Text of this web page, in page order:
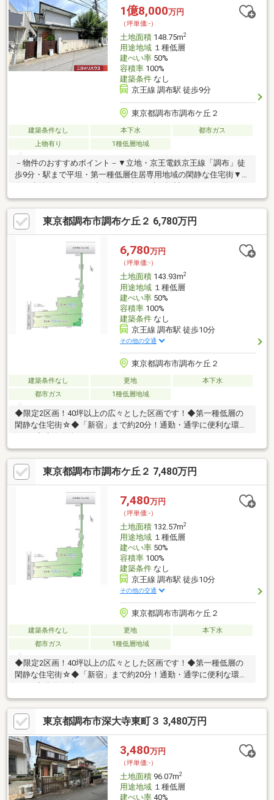
崎店・・・約604m□三鷹中原幼稚園・・・約746m□ポピンズナー
サリースクール調布・・・約151m□滝坂小学校・・・約757m□第
八中学
1億8,000万円
（坪単価:-）
土地面積148.75m2
用途地域１種低層
建ぺい率50%
容積率100%
建築条件なし
京王線 調布駅 徒歩9分
東京都調布市調布ケ丘２
建築条件なし 本下水
都市ガス
上物有り
1種低層地域
－物件のおすすめポイント－▼立地・京王電鉄京王線「調布」徒
歩9分・駅まで平坦・第一種低層住居専用地域の閑静な住宅街▼特
地・前面道路は西側幅員約4m私道・建築条件付宅地販売ではあり
ません・現況古家有、詳細はお問い合わせください▼周辺環境・
マルエツ調布店 徒歩5分(約380m)・調布市立八雲台小学校 徒歩7
分(約500m)・上布田公園 徒歩5分(約330m)※埋蔵文化財包蔵地域■
ご希望の住まい探しをお手伝いします ━━━━━・・・物件の詳
細・ご相談はお気軽にお問い合わせください。
東京都調布市調布ケ丘２ 6,780万円
6,780万円
（坪単価:-）
土地面積143.93m2
用途地域１種低層
建ぺい率50%
容積率100%
建築条件なし
京王線 調布駅 徒歩10分
その他の交通
東京都調布市調布ケ丘２
建築条件なし 更地
本下水
都市ガス
1種低層地域
◆限定2区画！40坪以上の広々とした区画です！◆第一種低層の
閑静な住宅街☆◆「新宿」まで約20分！通勤・通学に便利な環境
です♪◆建築条件はございません。お好みのハウスメーカーや工
務店で建築可能です！◆保育園、小学校も近くお子様も安心な環
境です☆
東京都調布市調布ケ丘２ 7,480万円
7,480万円
（坪単価:-）
土地面積132.57m2
用途地域１種低層
建ぺい率50%
容積率100%
建築条件なし
京王線 調布駅 徒歩10分
その他の交通
東京都調布市調布ケ丘２
建築条件なし 更地
本下水
都市ガス
1種低層地域
◆限定2区画！40坪以上の広々とした区画です！◆第一種低層の
閑静な住宅街☆◆「新宿」まで約20分！通勤・通学に便利な環境
務店で建築可能です！◆保育園、小学校も近くお子様も安心な環
境です☆
東京都調布市深大寺東町３ 3,480万円
3,480万円
（坪単価:-）
土地面積96.07m2
用途地域１種低層
建ぺい率40%